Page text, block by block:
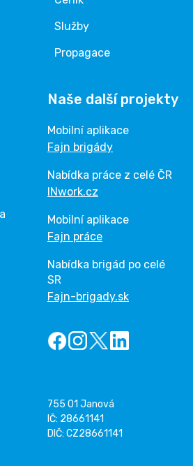
Služby
Propagace
Naše další projekty
Mobilní aplikace
Fajn brigády
Nabídka práce z celé ČR
INwork.cz
Mobilní aplikace
Fajn práce
Nabídka brigád po celé
SR
Fajn-brigady.sk
755 01 Janová
IČ: 28661141
DIČ: CZ28661141